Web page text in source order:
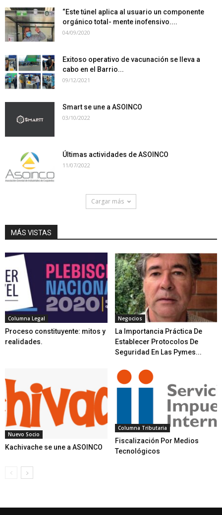
“Este túnel aplica al usuario un componente
orgánico total- mente inofensivo....
04/09/2020
Exitoso operativo de vacunación se lleva a
cabo en el Barrio...
09/12/2021
Smart se une a ASOINCO
03/10/2022
Últimas actividades de ASOINCO
11/07/2022
Cargar más
MÁS VISTAS
Columna Legal
Proceso constituyente: mitos y
realidades.
Negocios
La Importancia Práctica De
Establecer Protocolos De
Seguridad En Las Pymes...
Nuevo Socio
Kachivache se une a ASOINCO
Columna Tributaria
Fiscalización Por Medios
Tecnológicos